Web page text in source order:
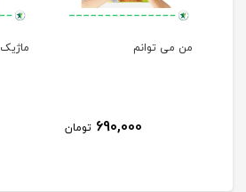
من می توانم
690,000 تومان
ماژیک ۱۲ رنگ قابل شستشو